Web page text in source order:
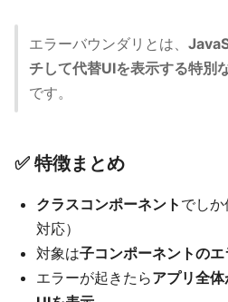
エラーバウンダリとは、
チして代替UIを表示する特別
です。
✅ 特徴まとめ
クラスコンポーネント でし
対応）
対象は子コンポーネントの
エラーが起きたらアプリ全